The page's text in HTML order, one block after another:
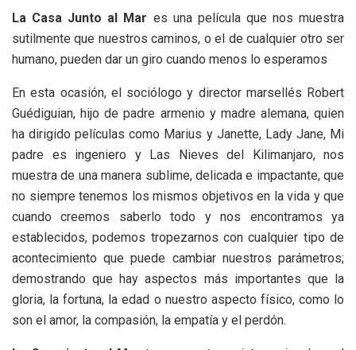
La Casa Junto al Mar es una película que nos muestra
sutilmente que nuestros caminos, o el de cualquier otro ser
humano, pueden dar un giro cuando menos lo esperamos
En esta ocasión, el sociólogo y director marsellés Robert
Guédiguian, hijo de padre armenio y madre alemana, quien
ha dirigido películas como Marius y Janette, Lady Jane, Mi
padre es ingeniero y Las Nieves del Kilimanjaro, nos
muestra de una manera sublime, delicada e impactante, que
no siempre tenemos los mismos objetivos en la vida y que
cuando creemos saberlo todo y nos encontramos ya
establecidos, podemos tropezarnos con cualquier tipo de
acontecimiento que puede cambiar nuestros parámetros;
demostrando que hay aspectos más importantes que la
gloria, la fortuna, la edad o nuestro aspecto físico, como lo
son el amor, la compasión, la empatía y el perdón.